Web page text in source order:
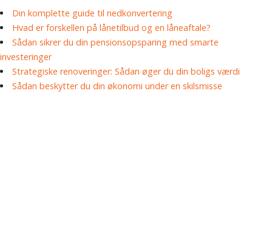
Din komplette guide til nedkonvertering
Hvad er forskellen på lånetilbud og en låneaftale?
Sådan sikrer du din pensionsopsparing med smarte
investeringer
Strategiske renoveringer: Sådan øger du din boligs værdi
Sådan beskytter du din økonomi under en skilsmisse